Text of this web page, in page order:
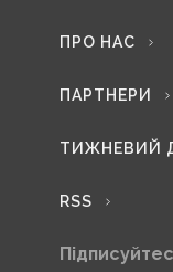
ПРО НАС
ПАРТНЕРИ
ТИЖНЕВИЙ
RSS